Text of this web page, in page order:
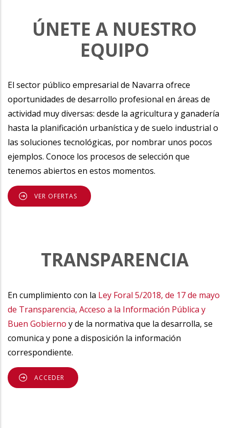
ÚNETE A NUESTRO
EQUIPO
El sector público empresarial de Navarra ofrece
oportunidades de desarrollo profesional en áreas de
actividad muy diversas: desde la agricultura y ganadería
hasta la planificación urbanística y de suelo industrial o
las soluciones tecnológicas, por nombrar unos pocos
ejemplos. Conoce los procesos de selección que
tenemos abiertos en estos momentos.
VER OFERTAS
TRANSPARENCIA
En cumplimiento con la Ley Foral 5/2018, de 17 de mayo
de Transparencia, Acceso a la Información Pública y
Buen Gobierno y de la normativa que la desarrolla, se
comunica y pone a disposición la información
correspondiente.
ACCEDER